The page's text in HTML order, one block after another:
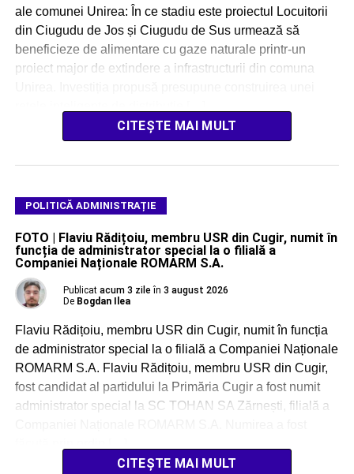
ale comunei Unirea: În ce stadiu este proiectul Locuitorii
din Ciugudu de Jos și Ciugudu de Sus urmează să
beneficieze de alimentare cu gaze naturale printr-un
proiect major de extindere a infrastructurii din comuna
CITEȘTE MAI MULT
POLITICĂ ADMINISTRAȚIE
FOTO | Flaviu Rădițoiu, membru USR din Cugir, numit în
funcția de administrator special la o filială a
Companiei Naționale ROMARM S.A.
Publicat acum 3 zile în 3 august 2026
De Bogdan Ilea
Flaviu Rădițoiu, membru USR din Cugir, numit în funcția
de administrator special la o filială a Companiei Naționale
ROMARM S.A. Flaviu Rădițoiu, membru USR din Cugir,
fost candidat al partidului la Primăria Cugir a fost numit
administrator special la SC TOHAN SA Zărnești, filială a
CITEȘTE MAI MULT